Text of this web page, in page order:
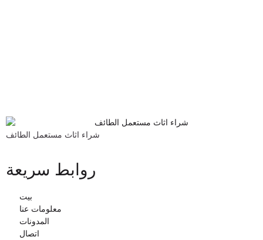
شراء اثاث مستعمل الطائف
روابط سريعة
بيت
معلومات عنا
المدونات
اتصال